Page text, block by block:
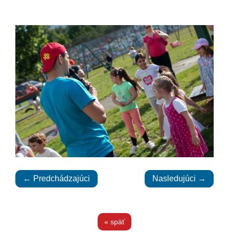
← Predchádzajúci Nasledujúci →
« späť